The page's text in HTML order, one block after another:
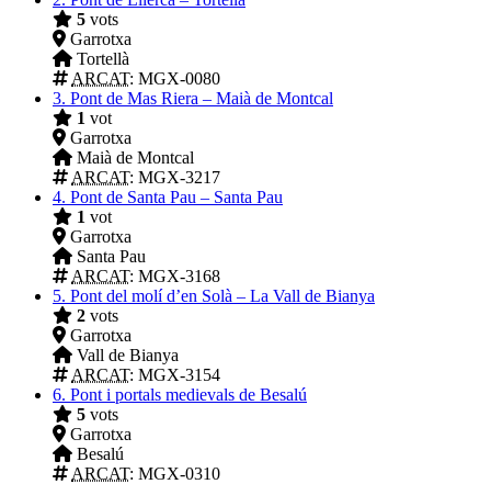
5 vots
Garrotxa
Tortellà
ARCAT: MGX-0080
3. Pont de Mas Riera – Maià de Montcal
1 vot
Garrotxa
Maià de Montcal
ARCAT: MGX-3217
4. Pont de Santa Pau – Santa Pau
1 vot
Garrotxa
Santa Pau
ARCAT: MGX-3168
5. Pont del molí d’en Solà – La Vall de Bianya
2 vots
Garrotxa
Vall de Bianya
ARCAT: MGX-3154
6. Pont i portals medievals de Besalú
5 vots
Garrotxa
Besalú
ARCAT: MGX-0310